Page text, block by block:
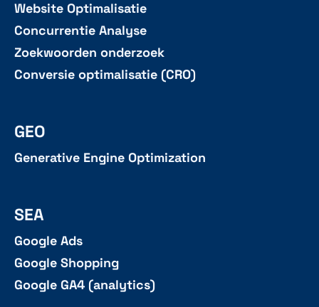
Website Optimalisatie
Concurrentie Analyse
Zoekwoorden onderzoek
Conversie optimalisatie (CRO)
GEO
Generative Engine Optimization
SEA
Google Ads
Google Shopping
Google GA4 (analytics)